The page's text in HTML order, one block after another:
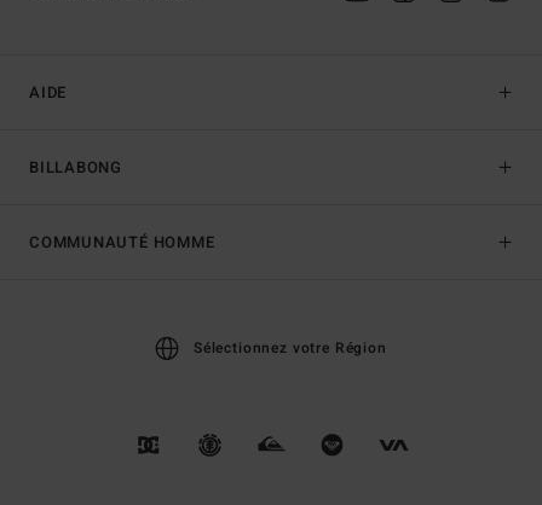
AIDE
BILLABONG
COMMUNAUTÉ HOMME
Sélectionnez votre Région